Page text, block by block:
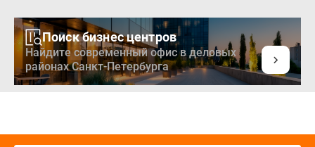
Поиск бизнес центров
Найдите современный офис в деловых
районах Санкт-Петербурга